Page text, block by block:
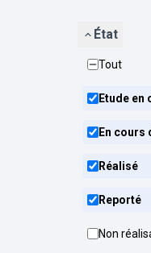
État
Tout
Etude en
En
Réalisé
Reporté
Non